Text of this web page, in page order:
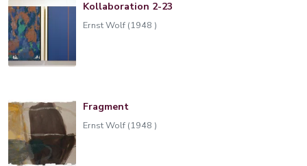
Kollaboration 2-23
Ernst Wolf (1948 )
Fragment
Ernst Wolf (1948 )